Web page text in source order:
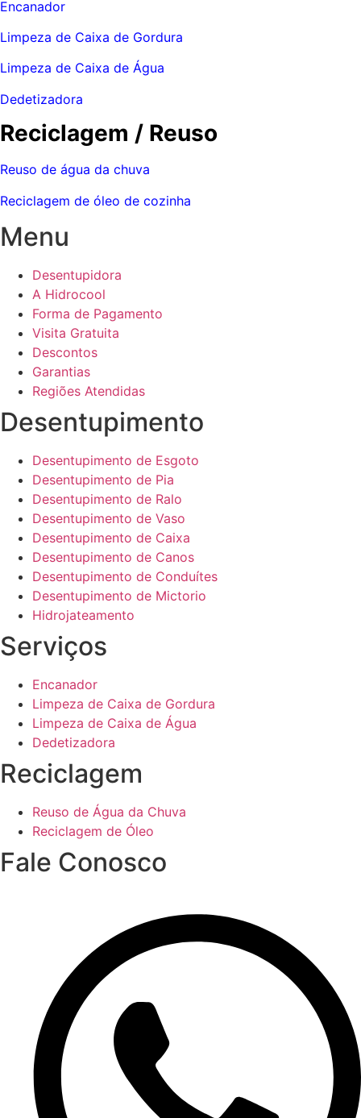
Encanador
Limpeza de Caixa de Gordura
Limpeza de Caixa de Água
Dedetizadora
Reciclagem / Reuso
Reuso de água da chuva
Reciclagem de óleo de cozinha
Menu
Desentupidora
A Hidrocool
Forma de Pagamento
Visita Gratuita
Descontos
Garantias
Regiões Atendidas
Desentupimento
Desentupimento de Esgoto
Desentupimento de Pia
Desentupimento de Ralo
Desentupimento de Vaso
Desentupimento de Caixa
Desentupimento de Canos
Desentupimento de Conduítes
Desentupimento de Mictorio
Hidrojateamento
Serviços
Encanador
Limpeza de Caixa de Gordura
Limpeza de Caixa de Água
Dedetizadora
Reciclagem
Reuso de Água da Chuva
Reciclagem de Óleo
Fale Conosco